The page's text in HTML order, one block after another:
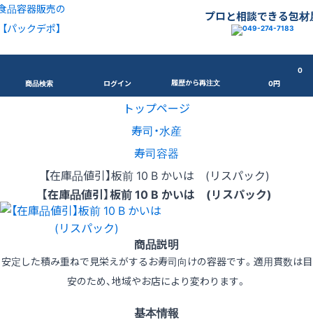
品容器販売の
【パックデポ】
プロと相談できる包材
商品検索 ログイン 履歴から再注文
0
0円
トップページ
寿司・水産
寿司容器
【在庫品値引】板前 10 B かいは (リスパック)
【在庫品値引】板前 10 B かいは (リスパック)
商品説明
安定した積み重ねで見栄えがするお寿司向けの容器です。適用貫数は目
安のため、地域やお店により変わります。
基本情報